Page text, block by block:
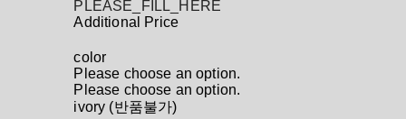
PLEASE_FILL_HERE
Additional Price
color
Please choose an option.
Please choose an option.
ivory (반품불가)